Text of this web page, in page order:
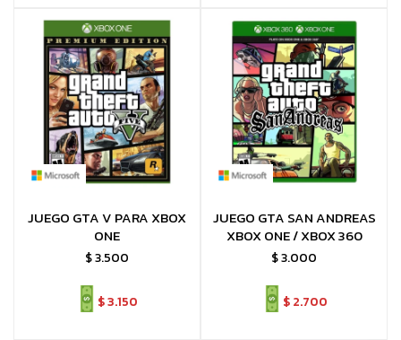
JUEGO GTA V PARA XBOX
ONE
$3.500
$3.150
JUEGO GTA SAN ANDREAS
XBOX ONE / XBOX 360
$3.000
$ 2.700